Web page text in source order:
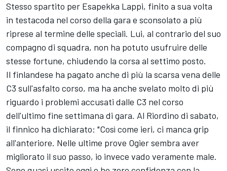
Stesso spartito per Esapekka Lappi, finito a sua volta
in testacoda nel corso della gara e sconsolato a più
riprese al termine delle speciali. Lui, al contrario del suo
compagno di squadra, non ha potuto usufruire delle
stesse fortune, chiudendo la corsa al settimo posto.
Il finlandese ha pagato anche di più la scarsa vena delle
C3 sull'asfalto corso, ma ha anche svelato molto di più
riguardo i problemi accusati dalle C3 nel corso
dell'ultimo fine settimana di gara. Al Riordino di sabato,
il finnico ha dichiarato: "Così come ieri, ci manca grip
all'anteriore. Nelle ultime prove Ogier sembra aver
migliorato il suo passo, io invece vado veramente male.